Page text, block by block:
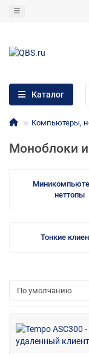
Каталог
Компьютеры,
Моноблоки
неттопы
Тонкие